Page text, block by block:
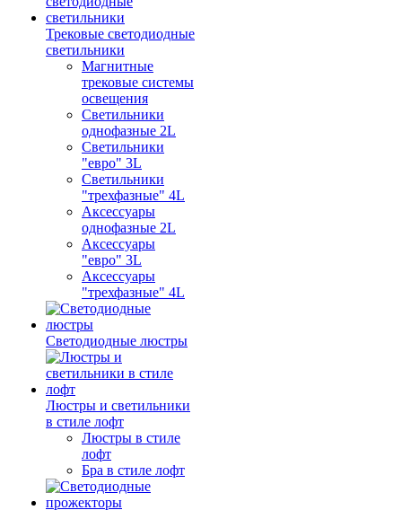
Трековые светодиодные
светильники
Магнитные
трековые системы
освещения
Светильники
однофазные 2L
Светильники
"евро" 3L
Светильники
"трехфазные" 4L
Аксессуары
однофазные 2L
Аксессуары
"евро" 3L
Аксессуары
"трехфазные" 4L
Светодиодные люстры
Люстры и светильники
в стиле лофт
Люстры в стиле
лофт
Бра в стиле лофт